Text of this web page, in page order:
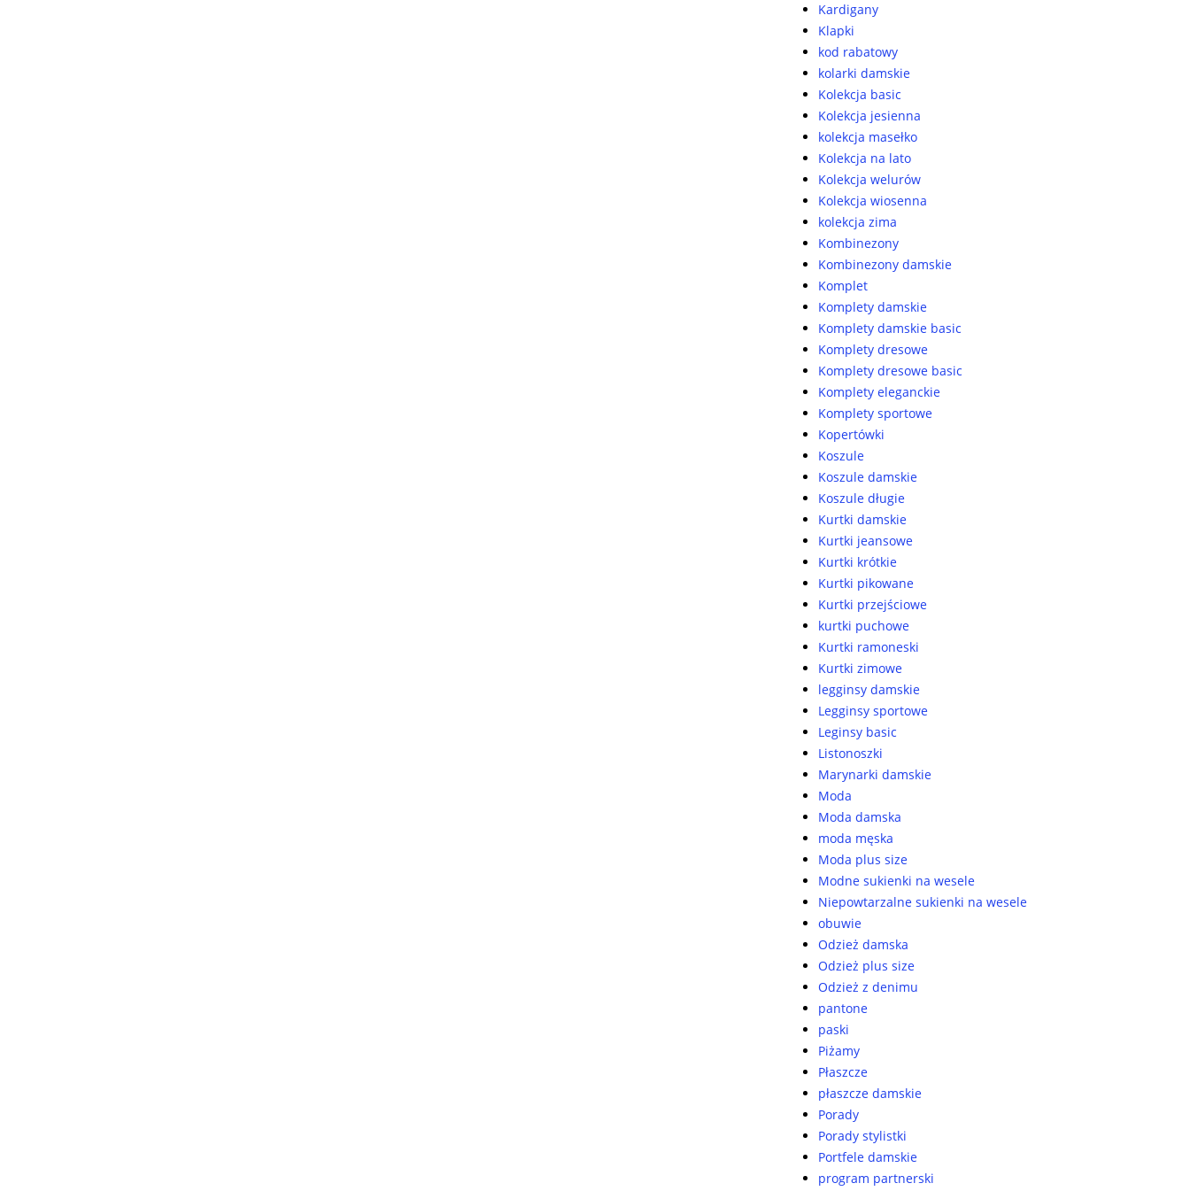
Kardigany
Klapki
kod rabatowy
kolarki damskie
Kolekcja basic
Kolekcja jesienna
kolekcja masełko
Kolekcja na lato
Kolekcja welurów
Kolekcja wiosenna
kolekcja zima
Kombinezony
Kombinezony damskie
Komplet
Komplety damskie
Komplety damskie basic
Komplety dresowe
Komplety dresowe basic
Komplety eleganckie
Komplety sportowe
Kopertówki
Koszule
Koszule damskie
Koszule długie
Kurtki damskie
Kurtki jeansowe
Kurtki krótkie
Kurtki pikowane
Kurtki przejściowe
kurtki puchowe
Kurtki ramoneski
Kurtki zimowe
legginsy damskie
Legginsy sportowe
Leginsy basic
Listonoszki
Marynarki damskie
Moda
Moda damska
moda męska
Moda plus size
Modne sukienki na wesele
Niepowtarzalne sukienki na wesele
obuwie
Odzież damska
Odzież plus size
Odzież z denimu
pantone
paski
Piżamy
Płaszcze
płaszcze damskie
Porady
Porady stylistki
Portfele damskie
program partnerski